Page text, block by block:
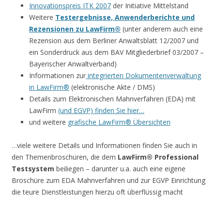
Innovationspreis ITK 2007 der Initiative Mittelstand
Weitere Testergebnisse, Anwenderberichte und
Rezensionen zu LawFirm® (unter anderem auch eine
Rezension aus dem Berliner Anwaltsblatt 12/2007 und
ein Sonderdruck aus dem BAV Mitgliederbrief 03/2007 –
Bayerischer Anwaltverband)
Informationen zur integrierten Dokumentenverwaltung
in LawFirm® (elektronische Akte / DMS)
Details zum Elektronischen Mahnverfahren (EDA) mit
LawFirm (und EGVP) finden Sie hier…
und weitere grafische LawFirm® Übersichten
…viele weitere Details und Informationen finden Sie auch in
den Themenbroschüren, die dem LawFirm® Professional
Testsystem beiliegen – darunter u.a. auch eine eigene
Broschüre zum EDA Mahnverfahren und zur EGVP Einrichtung
die teure Dienstleistungen hierzu oft überflüssig macht